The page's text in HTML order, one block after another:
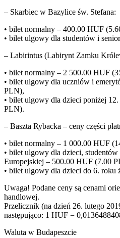
– Skarbiec w Bazylice św. Stefana:
• bilet normalny – 400.00 HUF
• bilet ulgowy dla studentów i
– Labirintus (Labirynt Zamku
• bilet normalny – 2 500.00 HUF
• bilet ulgowy dla uczniów i
PLN),
• bilet ulgowy dla dzieci poniżej
PLN).
– Baszta Rybacka – ceny części
• bilet normalny – 1 000.00 HUF
• bilet ulgowy dla dzieci,
Europejskiej – 500.00 HUF (7.00
• bilet ulgowy dla dzieci do 6. roku
Uwaga! Podane ceny są cenami
handlowej.
Przelicznik (na dzień 26. lutego
następująco: 1 HUF =
Waluta w Budapeszcie